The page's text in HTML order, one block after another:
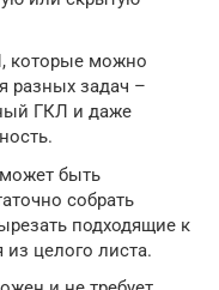
которые можно
разных задач –
ГКЛ и даже
быть
собрать
подходящие к
целого листа.